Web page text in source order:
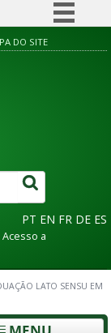
DO SITE
PT EN FR DE ES
Acesso a
LATO SENSU EM